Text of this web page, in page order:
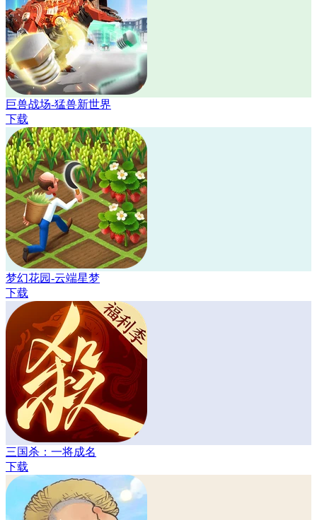
巨兽战场-猛兽新世界
下载
梦幻花园-云端星梦
下载
三国杀：一将成名
下载